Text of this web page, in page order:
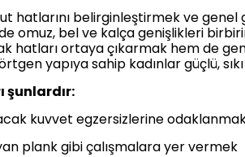
hatlarını belirginleştirmek ve
omuz, bel ve kalça genişlikleri
hatları ortaya çıkarmak hem de
yapıya sahip kadınlar güçlü,
kuvvet egzersizlerine
plank gibi çalışmalara yer vermek